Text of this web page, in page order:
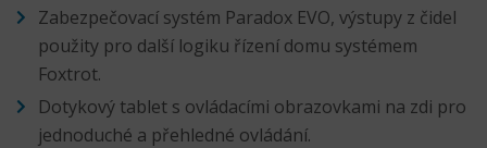
Zabezpečovací systém Paradox EVO, výstupy z čidel
použity pro další logiku řízení domu systémem
Foxtrot.
Dotykový tablet s ovládacími obrazovkami na zdi pro
jednoduché a přehledné ovládání.